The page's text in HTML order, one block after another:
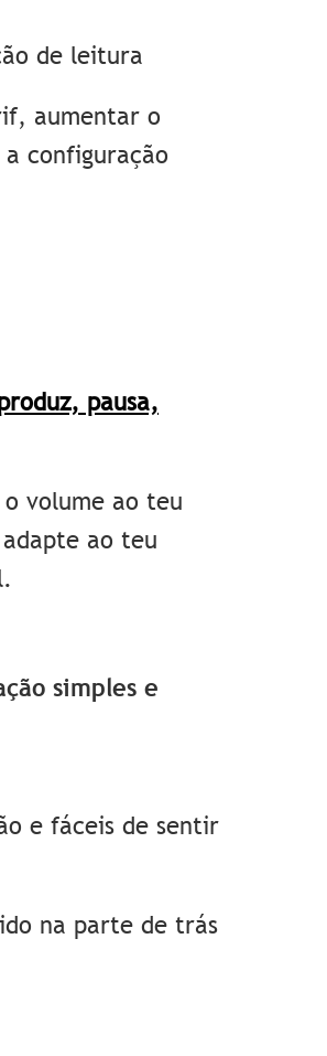
de leitura
aumentar o
configuração
pausa,
volume ao teu
ao teu
simples e
e fáceis de sentir
na parte de trás